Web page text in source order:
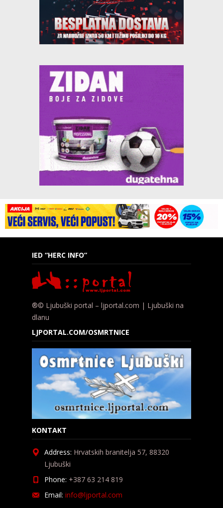
IED “HERC INFO”
®© Ljubuški portal – ljportal.com | Ljubuški na
dlanu
LJPORTAL.COM/OSMRTNICE
KONTAKT
Address: Hrvatskih branitelja 57, 88320
Ljubuški
Phone: +387 63 214 819
Email: info@ljportal.com